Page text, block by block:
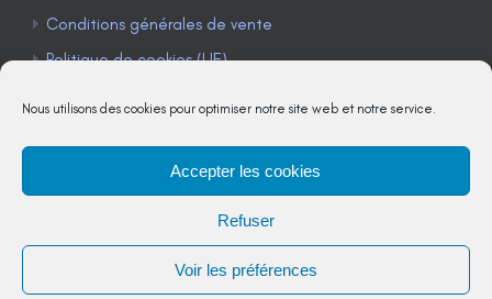
Nous utilisons des cookies pour optimiser notre site web et notre service.
Accepter les cookies
Refuser
Voir les préférences
Conditions générales de vente
Politique de cookies (UE)
TÉLÉPHONE : 04 90 85 22 98